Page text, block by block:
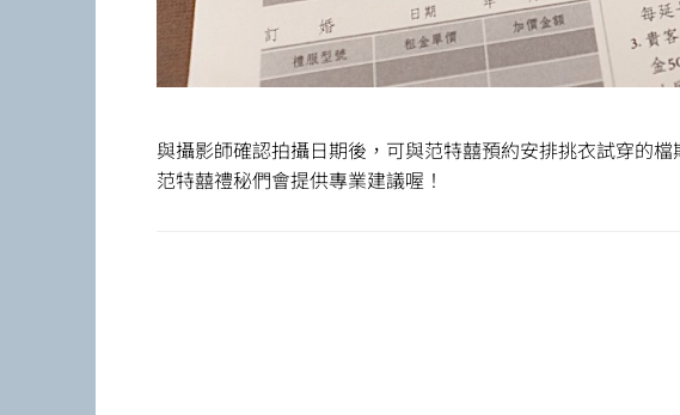
與攝影師確認拍攝日期後，可與范特囍預約安排挑衣試穿的
范特囍禮秘們會提供專業建議喔！